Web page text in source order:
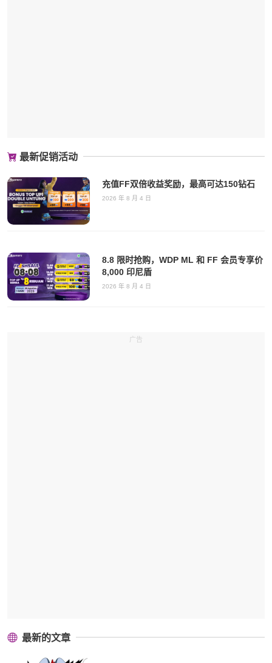
最新促销活动
充值FF双倍收益奖励，最高可达150钻石
2026 年 8 月 4 日
8.8 限时抢购，WDP ML 和 FF 会员专享价
8,000 印尼盾
2026 年 8 月 4 日
广告
最新的文章